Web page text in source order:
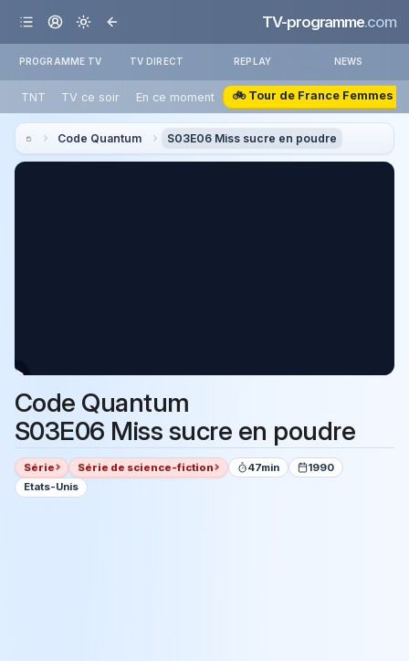
TV-programme.com
PROGRAMME TV TV DIRECT REPLAY NEWS
TNT TV ce soir En ce moment 🚲 Tour de France Femmes
Code Quantum S03E06 Miss sucre en poudre
Code Quantum
S03E06 Miss sucre en poudre
Série Série de science-fiction 47min
1990
Etats-Unis